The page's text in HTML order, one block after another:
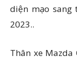
diện mạo sang
2023..
Thân xe Mazda